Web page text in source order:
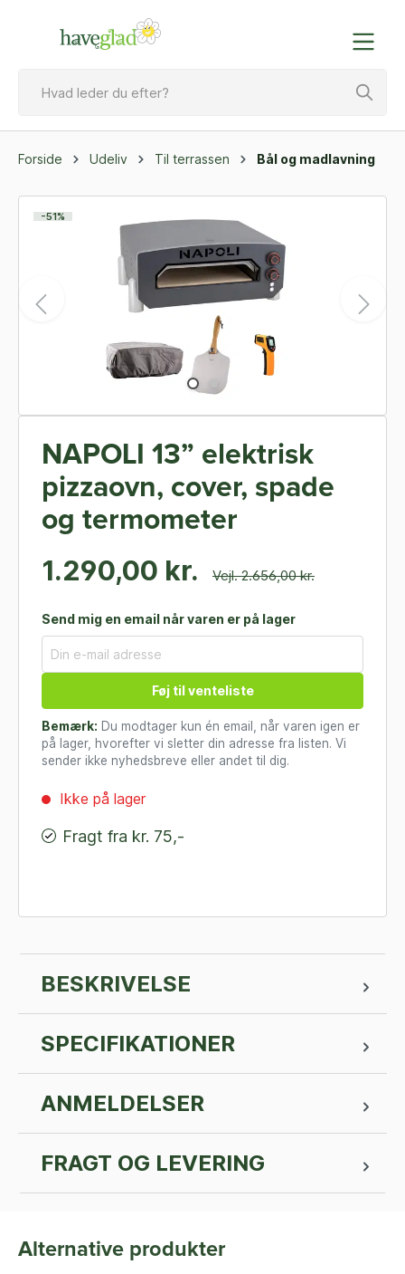
Forside Udeliv Til terrassen Bål og madlavning
-51%
NAPOLI 13” elektrisk
pizzaovn, cover, spade
og termometer
1.290,00 kr. Vejl. 2.656,00 kr.
Send mig en email når varen er på lager
Føj til venteliste
Bemærk: Du modtager kun én email, når varen igen er
på lager, hvorefter vi sletter din adresse fra listen. Vi
sender ikke nyhedsbreve eller andet til dig.
Ikke på lager
Fragt fra kr. 75,-
BESKRIVELSE
SPECIFIKATIONER
ANMELDELSER
FRAGT OG LEVERING
Alternative produkter